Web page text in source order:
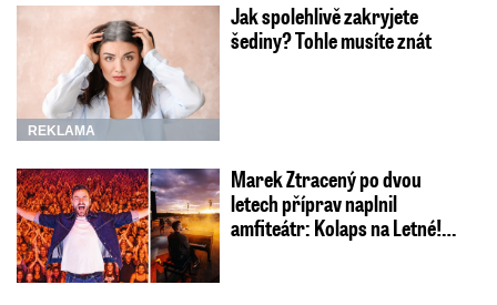
REKLAMA
Jak spolehlivě zakryjete
šediny? Tohle musíte znát
Marek Ztracený po dvou
letech příprav naplnil
amfiteátr: Kolaps na Letné!…